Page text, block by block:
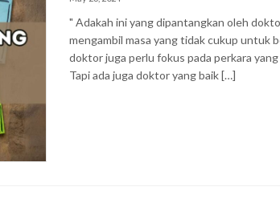
" Adakah ini yang dipantangkan oleh
mengambil masa yang tidak cukup untuk
doktor juga perlu fokus pada perkara
Tapi ada juga doktor yang baik […]